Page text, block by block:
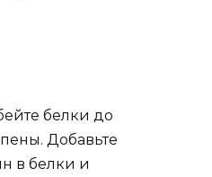
белки до
Добавьте
в белки и